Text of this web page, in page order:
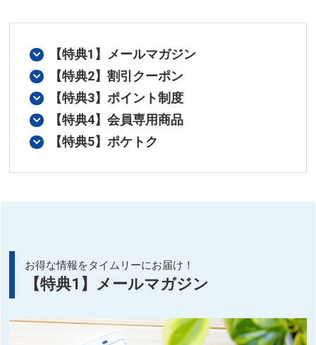
【特典1】メールマガジン
【特典2】割引クーポン
【特典3】ポイント制度
【特典4】会員専用商品
【特典5】ポケトク
お得な情報をタイムリーにお届け！
【特典1】メールマガジン